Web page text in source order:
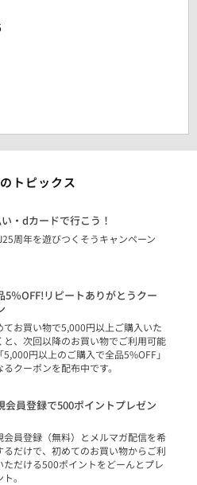
トピックス
・dカードで行こう！
周年を遊びつくそうキャンペーン
5％OFF!リピートありがとうクー
てお買い物で5,000円以上ご購入いた
と、次回以降のお買い物でご利用可能
5,000円以上のご購入で全品5%OFF」
るクーポンを配布中です。
会員登録で500ポイントプレゼン
会員登録（無料）とメルマガ配信を希
るだけで、初めてのお買い物からご利
ただける500ポイントをどーんとプレ
。